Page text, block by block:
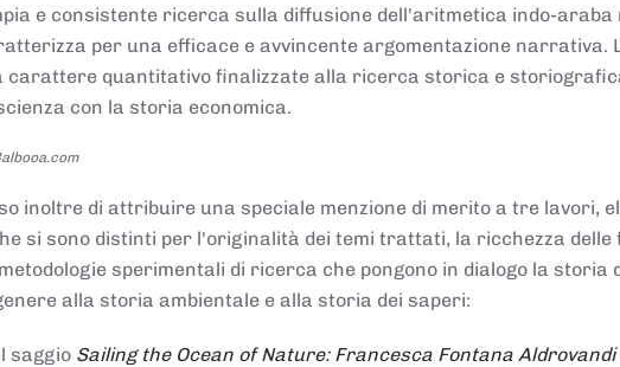
e consistente ricerca sulla diffusione dell'aritmetica indo-araba
per una efficace e avvincente argomentazione narrativa.
carattere quantitativo finalizzate alla ricerca storica e
con la storia economica.
inoltre di attribuire una speciale menzione di merito a tre lavori,
si sono distinti per l'originalità dei temi trattati, la ricchezza
sperimentali di ricerca che pongono in dialogo la storia
alla storia ambientale e alla storia dei saperi:
saggio Sailing the Ocean of Nature: Francesca Fontana